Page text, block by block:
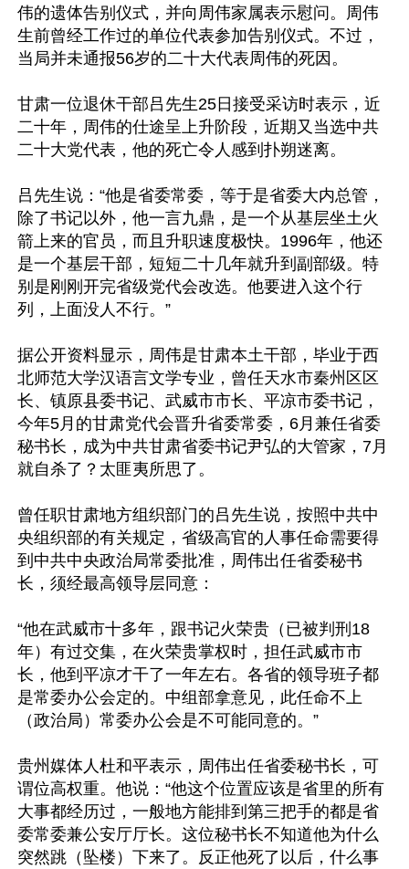
伟的遗体告别仪式，并向周伟家属表示慰问。周伟
生前曾经工作过的单位代表参加告别仪式。不过，
当局并未通报56岁的二十大代表周伟的死因。
甘肃一位退休干部吕先生25日接受采访时表示，近
二十年，周伟的仕途呈上升阶段，近期又当选中共
二十大党代表，他的死亡令人感到扑朔迷离。
吕先生说：“他是省委常委，等于是省委大内总管，
除了书记以外，他一言九鼎，是一个从基层坐土火
箭上来的官员，而且升职速度极快。1996年，他还
是一个基层干部，短短二十几年就升到副部级。特
别是刚刚开完省级党代会改选。他要进入这个行
列，上面没人不行。”
据公开资料显示，周伟是甘肃本土干部，毕业于西
北师范大学汉语言文学专业，曾任天水市秦州区区
长、镇原县委书记、武威市市长、平凉市委书记，
今年5月的甘肃党代会晋升省委常委，6月兼任省委
秘书长，成为中共甘肃省委书记尹弘的大管家，7月
就自杀了？太匪夷所思了。
曾任职甘肃地方组织部门的吕先生说，按照中共中
央组织部的有关规定，省级高官的人事任命需要得
到中共中央政治局常委批准，周伟出任省委秘书
长，须经最高领导层同意：
“他在武威市十多年，跟书记火荣贵（已被判刑18
年）有过交集，在火荣贵掌权时，担任武威市市
长，他到平凉才干了一年左右。各省的领导班子都
是常委办公会定的。中组部拿意见，此任命不上
（政治局）常委办公会是不可能同意的。”
贵州媒体人杜和平表示，周伟出任省委秘书长，可
谓位高权重。他说：“他这个位置应该是省里的所有
大事都经历过，一般地方能排到第三把手的都是省
委常委兼公安厅厅长。这位秘书长不知道他为什么
突然跳（坠楼）下来了。反正他死了以后，什么事